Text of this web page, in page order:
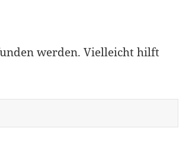
werden. Vielleicht hilft